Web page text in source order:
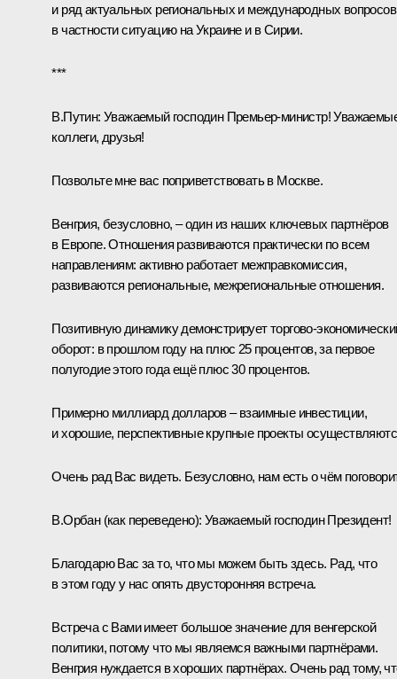
и ряд актуальных региональных и международных
в частности ситуацию на Украине и в Сирии.
***
В.Путин: Уважаемый господин Премьер-министр!
коллеги, друзья!
Позвольте мне вас поприветствовать в Москве.
Венгрия, безусловно, – один из наших ключевых партнёров
в Европе. Отношения развиваются практически по всем
направлениям: активно работает межправкомиссия,
развиваются региональные, межрегиональные отношения.
Позитивную динамику демонстрирует торгово-
оборот: в прошлом году на плюс 25 процентов, за первое
полугодие этого года ещё плюс 30 процентов.
Примерно миллиард долларов – взаимные инвестиции,
и хорошие, перспективные крупные проекты
Очень рад Вас видеть. Безусловно, нам есть о чём
В.Орбан (как переведено): Уважаемый господин Президент!
Благодарю Вас за то, что мы можем быть здесь. Рад, что
в этом году у нас опять двусторонняя встреча.
Встреча с Вами имеет большое значение для венгерской
политики, потому что мы являемся важными партнёрами.
Венгрия нуждается в хороших партнёрах. Очень рад тому,